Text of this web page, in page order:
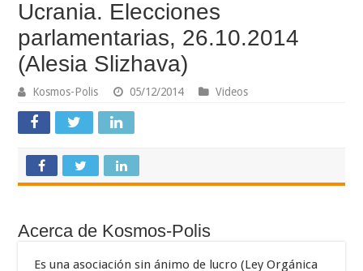
Ucrania. Elecciones
parlamentarias, 26.10.2014
(Alesia Slizhava)
Kosmos-Polis 05/12/2014 Videos
Acerca de Kosmos-Polis
Es una asociación sin ánimo de lucro (Ley Orgánica